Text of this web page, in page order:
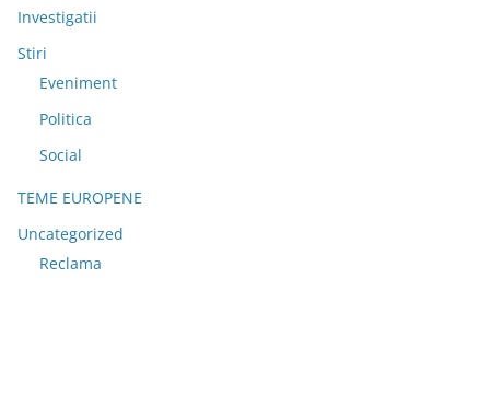
Investigatii
Stiri
Eveniment
Politica
Social
TEME EUROPENE
Uncategorized
Reclama